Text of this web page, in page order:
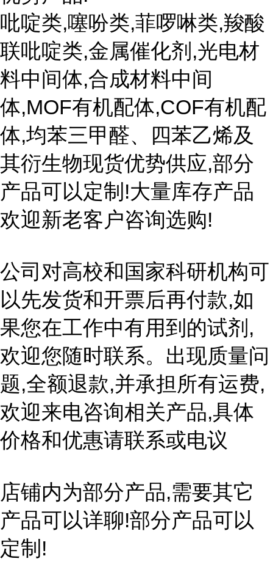
吡啶类,噻吩类,菲啰啉类,羧酸
联吡啶类,金属催化剂,光电材
料中间体,合成材料中间
体,MOF有机配体,COF有机配
体,均苯三甲醛、四苯乙烯及
其衍生物现货优势供应,部分
产品可以定制!大量库存产品
欢迎新老客户咨询选购!
公司对高校和国家科研机构可
以先发货和开票后再付款,如
果您在工作中有用到的试剂,
欢迎您随时联系。出现质量问
题,全额退款,并承担所有运费,
欢迎来电咨询相关产品,具体
价格和优惠请联系或电议
店铺内为部分产品,需要其它
产品可以详聊!部分产品可以
定制!